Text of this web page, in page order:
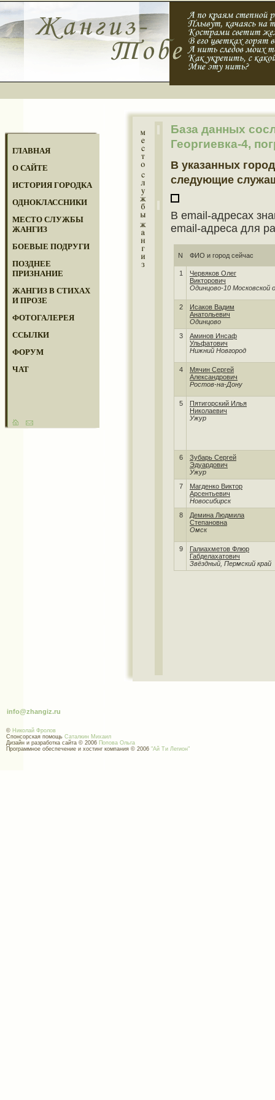
ГЛАВНАЯ
О САЙТЕ
ИСТОРИЯ ГОРОДКА
ОДНОКЛАССНИКИ
МЕСТО СЛУЖБЫ
ЖАНГИЗ
БОЕВЫЕ ПОДРУГИ
ПОЗДНЕЕ
ПРИЗНАНИЕ
ЖАНГИЗ В СТИХАХ
И ПРОЗЕ
ФОТОГАЛЕРЕЯ
ССЫЛКИ
ФОРУМ
ЧАТ
База данных
Георгиевка-4,
В указанных
следующие
В email-адресах
email-адреса для
N ФИО и город сейчас
1
Червяков Олег
Викторович
Одинцово-10 Московской
2
Исаков Вадим
Анатольевич
Одинцово
3
Аминов Инсаф
Ульфатович
Нижний Новгород
4
Мячин Сергей
Александрович
Ростов-на-Дону
5
Пятигорский Илья
Николаевич
Ужур
6
Зубарь Сергей
Эдуардович
Ужур
7
Магденко Виктор
Арсентьевич
Новосибирск
8
Демина Людмила
Степановна
Омск
9
Галиахметов Флюр
Габделахатович
Звёздный, Пермский край
info@zhangiz.ru
© Николай Фролов
Спонсорская помощь Саталкин Михаил
Дизайн и разработка сайта © 2006 Попова Ольга
Программное обеспечение и хостинг компания © 2006 "Ай Ти Легион"